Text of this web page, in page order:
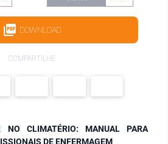
DOWNLOAD
COMPARTILHE
NO CLIMATÉRIO: MANUAL PARA
DE ENFERMAGEM